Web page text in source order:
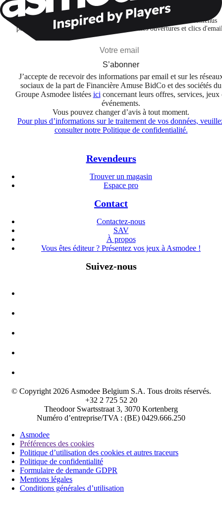
Je m'abonne pour découvrir des jeux, des nouveautés et des contenus
personnalisés selon mes centres d'intérêt et mes ouvertures et clics
S’abonner
J’accepte de recevoir des informations par email et sur les
sociaux de la part de Financière Amuse BidCo et des sociétés du
Groupe Asmodee listées ici concernant leurs offres, services, jeux
événements.
Vous pouvez changer d’avis à tout moment.
Pour plus d’informations sur le traitement de vos données,
consulter notre Politique de confidentialité.
Revendeurs
Trouver un magasin
Espace pro
Contact
Contactez-nous
SAV
À propos
Vous êtes éditeur ? Présentez vos jeux à Asmodee !
Suivez-nous
© Copyright 2026 Asmodee Belgium S.A. Tous droits réservés.
+32 2 725 52 20
Theodoor Swartsstraat 3, 3070 Kortenberg
Numéro d’entreprise/TVA : (BE) 0429.666.250
Asmodee
Préférences des cookies
Politique d’utilisation des cookies et autres traceurs
Politique de confidentialité
Formulaire de demande GDPR
Mentions légales
Conditions générales d’utilisation